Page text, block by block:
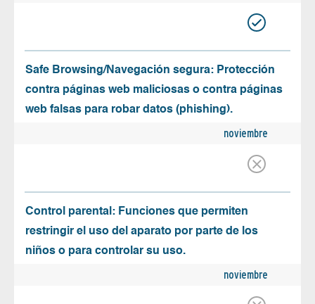
Safe Browsing/Navegación segura: Protección
contra páginas web maliciosas o contra páginas
web falsas para robar datos (phishing).
noviembre
Control parental: Funciones que permiten
restringir el uso del aparato por parte de los
niños o para controlar su uso.
noviembre